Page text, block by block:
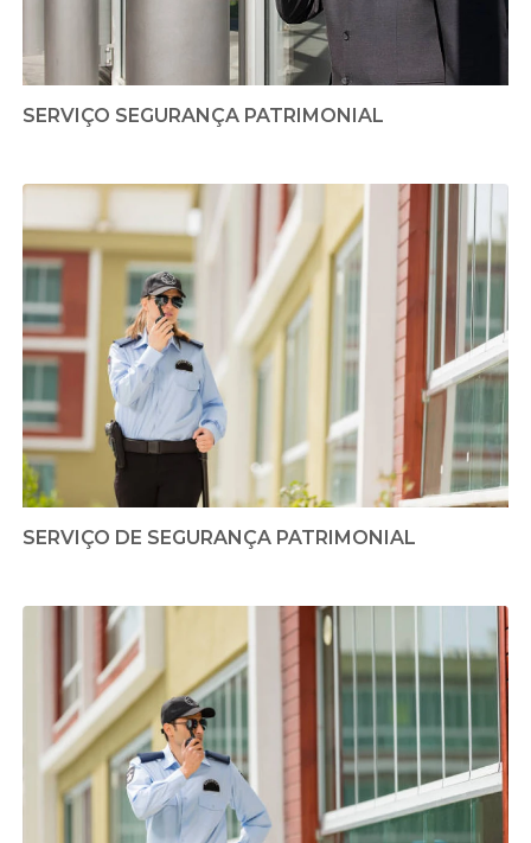
SERVIÇO SEGURANÇA PATRIMONIAL
SERVIÇO DE SEGURANÇA PATRIMONIAL